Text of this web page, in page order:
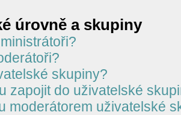
úrovně a skupiny
skupiny?
zapojit do uživatelské
moderátorem uživatelské